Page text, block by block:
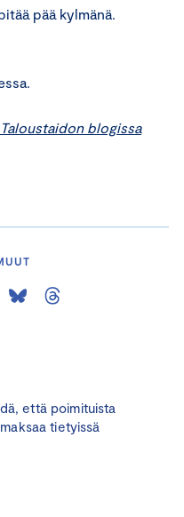
että poimituista
tietyissä
pää kylmänä.
Taloustaidon blogissa